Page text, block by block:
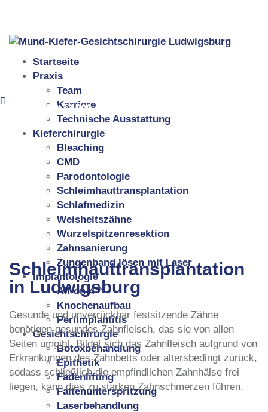
Startseite
Praxis
Team
Karriere
Technische Ausstattung
Kieferchirurgie
Bleaching
CMD
Parodontologie
Schleimhauttransplantation
Schlafmedizin
Weisheitszähne
Wurzelspitzenresektion
Zahnsanierung
Zungenband lösen mit Laser
Implantologie
All-on-4™
Knochenaufbau
Periimplantitis
Gesichtschirurgie
Botoxbehandlung
Epithetik
Fadenlifting
Faltenunterspritzung
Laserbehandlung
07141 99 22 900
Schleimhauttransplantation
in Ludwigsburg
Gesunde und unverrückbar festsitzende Zähne
benötigen gesundes Zahnfleisch, das sie von allen
Seiten umgibt. Bildet sich das Zahnfleisch aufgrund von
Erkrankungen des Zahnbetts oder altersbedingt zurück,
sodass schließlich die empfindlichen Zahnhälse frei
liegen, kann dies zu starken Zahnschmerzen führen.